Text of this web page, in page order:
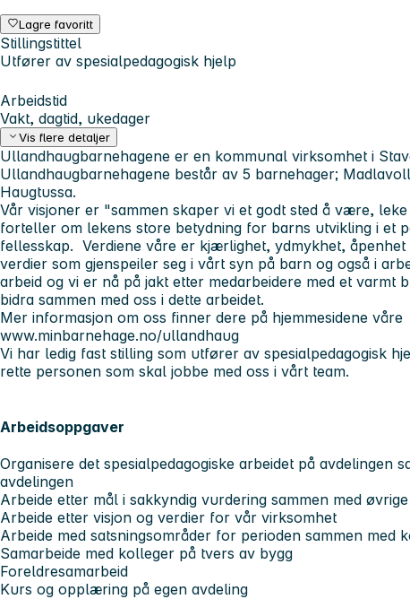
Lagre favoritt
Stillingstittel
Utfører av spesialpedagogisk hjelp
Arbeidstid
Vakt, dagtid, ukedager
Vis flere detaljer
Ullandhaugbarnehagene er en kommunal virksomhet i
Ullandhaugbarnehagene består av 5 barnehager;
Haugtussa.
Vår visjoner er "sammen skaper vi et godt sted å være,
forteller om lekens store betydning for barns utvikling i et
fellesskap. Verdiene våre er kjærlighet, ydmykhet, åpenhet
verdier som gjenspeiler seg i vårt syn på barn og også i
arbeid og vi er nå på jakt etter medarbeidere med et varmt
bidra sammen med oss i dette arbeidet.
Mer informasjon om oss finner dere på hjemmesidene våre
www.minbarnehage.no/ullandhaug
Vi har ledig fast stilling som utfører av spesialpedagogisk
rette personen som skal jobbe med oss i vårt team.
Arbeidsoppgaver
Organisere det spesialpedagogiske arbeidet på avdelingen
avdelingen
Arbeide etter mål i sakkyndig vurdering sammen med
Arbeide etter visjon og verdier for vår virksomhet
Arbeide med satsningsområder for perioden sammen med
Samarbeide med kolleger på tvers av bygg
Foreldresamarbeid
Kurs og opplæring på egen avdeling